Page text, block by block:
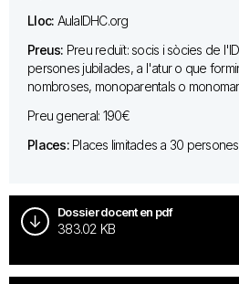
Lloc: AulaIDHC.org
Preus: Preu reduït: socis i sòcies de
persones jubilades, a l'atur o que
nombroses, monoparentals o
Preu general: 190€
Places: Places limitades a 30 persones
Dossier docent en pdf
383.02 KB